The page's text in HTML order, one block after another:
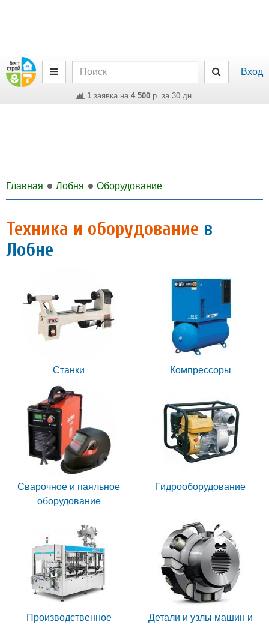
Вход
1заявка на 4 500р. за 30 дн.
Главная Лобня Оборудование
Техника и оборудование в
Лобне
Станки Компрессоры
Сварочное и паяльное
оборудование
Гидрооборудование
Производственное
Детали и узлы машин и